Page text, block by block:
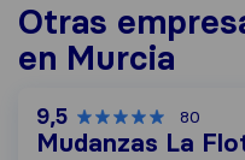
Otras
en Murcia
9,5 80
Mudanzas La